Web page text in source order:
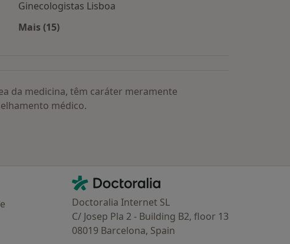
Ginecologistas Lisboa
Mais (15)
da medicina, têm caráter meramente
médico.
Contacto
Doctoralia - Homepage
Doctoralia Internet SL
C/ Josep Pla 2 - Building B2, floor 13
08019 Barcelona, Spain